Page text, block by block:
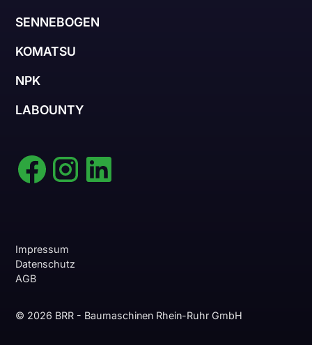
SENNEBOGEN
KOMATSU
NPK
LABOUNTY
© 2026 BRR - Baumaschinen Rhein-Ruhr GmbH
Impressum
Datenschutz
AGB